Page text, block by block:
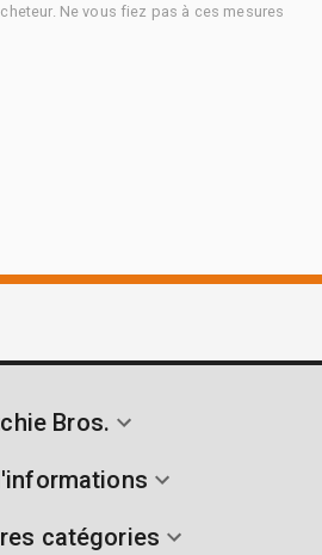
Ne vous fiez pas à ces mesures
Bros.
catégories